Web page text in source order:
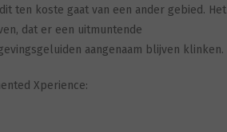
ten koste gaat van een ander gebied. Het
dat er een uitmuntende
aangenaam blijven klinken.
Xperience: